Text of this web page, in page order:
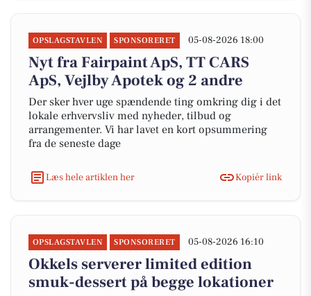
OPSLAGSTAVLEN SPONSORERET 05-08-2026 18:00
Nyt fra Fairpaint ApS, TT CARS
ApS, Vejlby Apotek og 2 andre
Der sker hver uge spændende ting omkring dig i det
lokale erhvervsliv med nyheder, tilbud og
arrangementer. Vi har lavet en kort opsummering
fra de seneste dage
Læs hele artiklen her Kopiér link
OPSLAGSTAVLEN SPONSORERET 05-08-2026 16:10
Okkels serverer limited edition
smuk-dessert på begge lokationer